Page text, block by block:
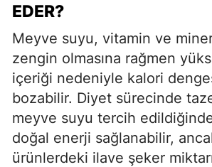
EDER?
Meyve suyu, vitamin ve
zengin olmasına rağmen
içeriği nedeniyle kalori
bozabilir. Diyet sürecinde taze
meyve suyu tercih
doğal enerji sağlanabilir,
ürünlerdeki ilave şeker